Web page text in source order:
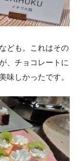
ども。これはその
、チョコレートに
味しかったです。